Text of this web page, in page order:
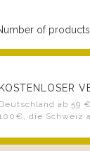
of
KOSTENLOSER
Deutschland ab 59
die Schweiz